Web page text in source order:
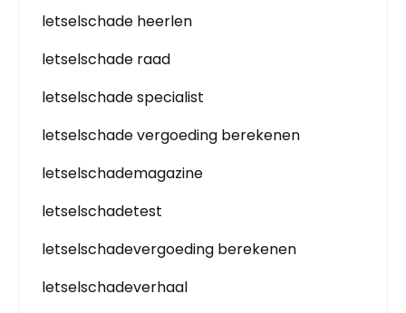
letselschade heerlen
letselschade raad
letselschade specialist
letselschade vergoeding berekenen
letselschademagazine
letselschadetest
letselschadevergoeding berekenen
letselschadeverhaal